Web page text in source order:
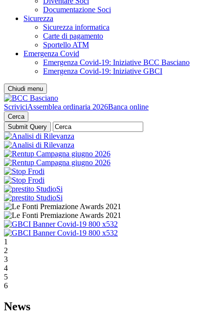
Documentazione Soci
Sicurezza
Sicurezza informatica
Carte di pagamento
Sportello ATM
Emergenza Covid
Emergenza Covid-19: Iniziative BCC Basciano
Emergenza Covid-19: Iniziative GBCI
Chiudi menu
ScriviciAssemblea ordinaria 2026Banca online
Cerca
1
2
3
4
5
6
News